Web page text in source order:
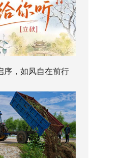
序，如风自在前行